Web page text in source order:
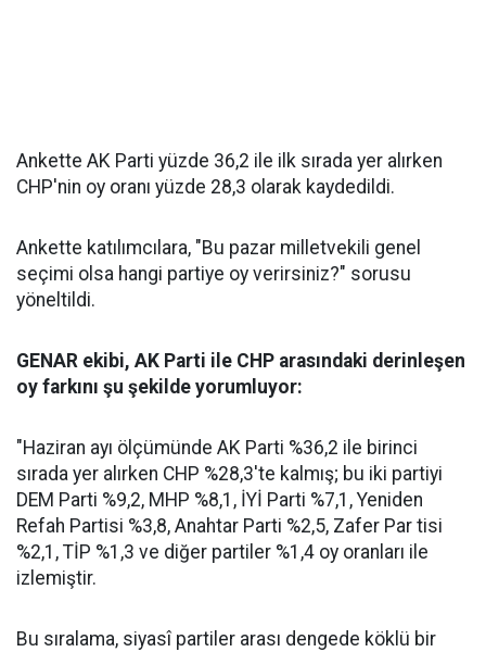
Ankette AK Parti yüzde 36,2 ile ilk sırada yer alırken
CHP'nin oy oranı yüzde 28,3 olarak kaydedildi.
Ankette katılımcılara, "Bu pazar milletvekili genel
seçimi olsa hangi partiye oy verirsiniz?" sorusu
yöneltildi.
GENAR ekibi, AK Parti ile CHP arasındaki derinleşen
oy farkını şu şekilde yorumluyor:
"Haziran ayı ölçümünde AK Parti %36,2 ile birinci
sırada yer alırken CHP %28,3'te kalmış; bu iki partiyi
DEM Parti %9,2, MHP %8,1, İYİ Parti %7,1, Yeniden
Refah Partisi %3,8, Anahtar Parti %2,5, Zafer Par tisi
%2,1, TİP %1,3 ve diğer partiler %1,4 oy oranları ile
izlemiştir.
Bu sıralama, siyasî partiler arası dengede köklü bir